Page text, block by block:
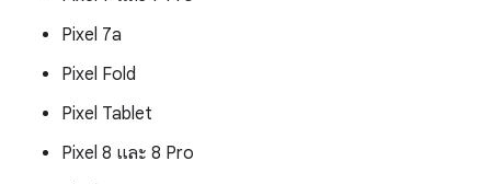
Pixel 7a
Pixel Fold
Pixel Tablet
Pixel 8 และ 8 Pro